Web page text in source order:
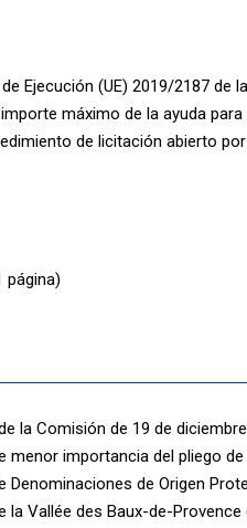
Ejecución (UE) 2019/2187 de
máximo de la ayuda
de licitación abierto
página)
la Comisión de 19 de
menor importancia del pliego
de Origen
la Vallée des Baux-de-Provence